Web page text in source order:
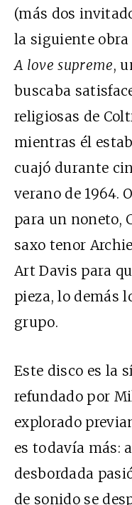
(más dos
la siguiente
A love supreme,
buscaba
religiosas de
mientras él
cuajó durante
verano de 1964.
para un noneto,
saxo tenor
Art Davis para
pieza, lo demás
grupo.
Este disco es la
refundado por
explorado
es todavía más:
desbordada
de sonido se